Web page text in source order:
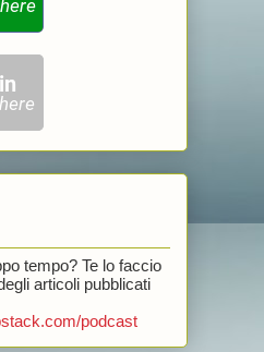
tempo? Te lo faccio
articoli pubblicati
podcast